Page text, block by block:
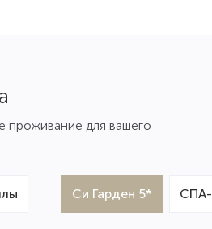
проживание для вашего
Си Гарден 5* СПА-